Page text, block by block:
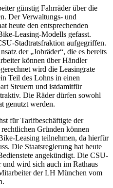
günstig Fahrräder über die
Der Verwaltungs- und
heute den entsprechenden
Leasing-Modells gefasst.
Stadtratsfraktion aufgegriffen.
der „Jobräder“, die es bereits
können über Händler
wird die Leasingrate
Teil des Lohns in einen
Steuern und istdamitfür
Die Räder dürfen sowohl
genutzt werden.
für Tarifbeschäftigte der
Gründen können
Leasing teilnehmen, da hierfür
Die Staatsregierung hat heute
angekündigt. Die CSU-
und wird sich auch im Rathaus
der LH München vom